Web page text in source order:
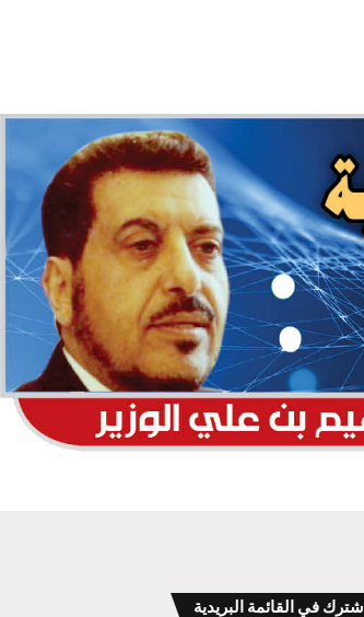
اشترك في القائمة البريدية